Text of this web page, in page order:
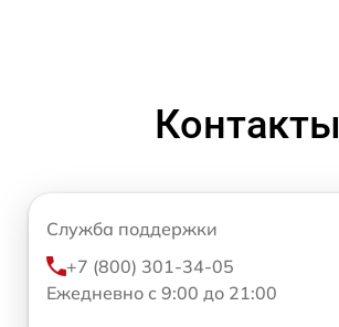
Контакты
Служба поддержки
+7 (800) 301-34-05
Ежедневно с 9:00 до 21:00